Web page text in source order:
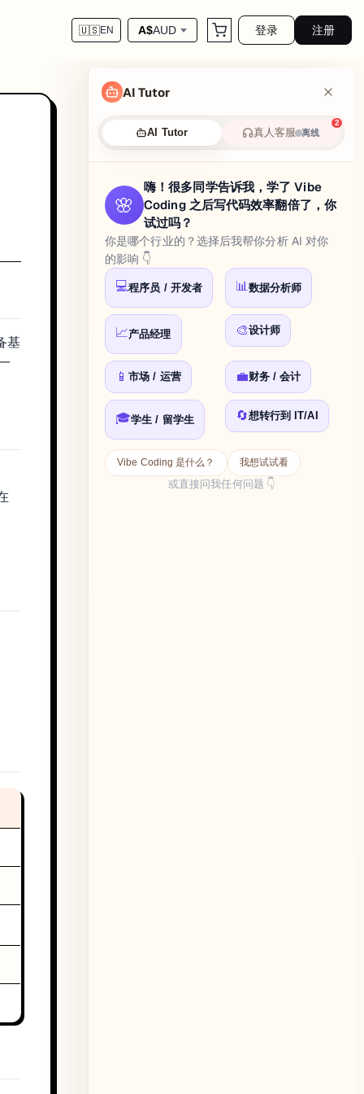
🇺🇸EN A$AUD 登录 注册
基
AI Tutor
AI Tutor 真人客服 离线
2
🌸
嗨！很多同学告诉我，学了 Vibe
Coding 之后写代码效率翻倍了，你
试过吗？
你是哪个行业的？选择后我帮你分析 AI 对你
的影响 👇
💻程序员 / 开发者 📊 数据分析师
📈产品经理 🎨设计师
📱市场 / 运营 💼财务 / 会计
🎓学生 / 留学生 🔄想转行到 IT/AI
Vibe Coding 是什么？ 我想试试看
或直接问我任何问题 👇